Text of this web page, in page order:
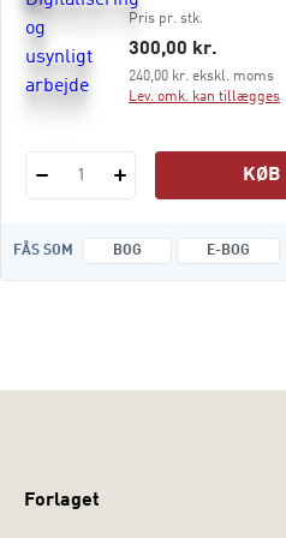
Pris pr. stk.
300,00 kr.
240,00 kr. ekskl. moms
Lev. omk. kan tillægges
1 KØB
FÅS SOM BOG E-BOG
Forlaget